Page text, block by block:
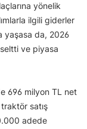
yönelik
ilgili giderler
yaşasa da, 2026
ve piyasa
696 milyon TL net
traktör satış
adede